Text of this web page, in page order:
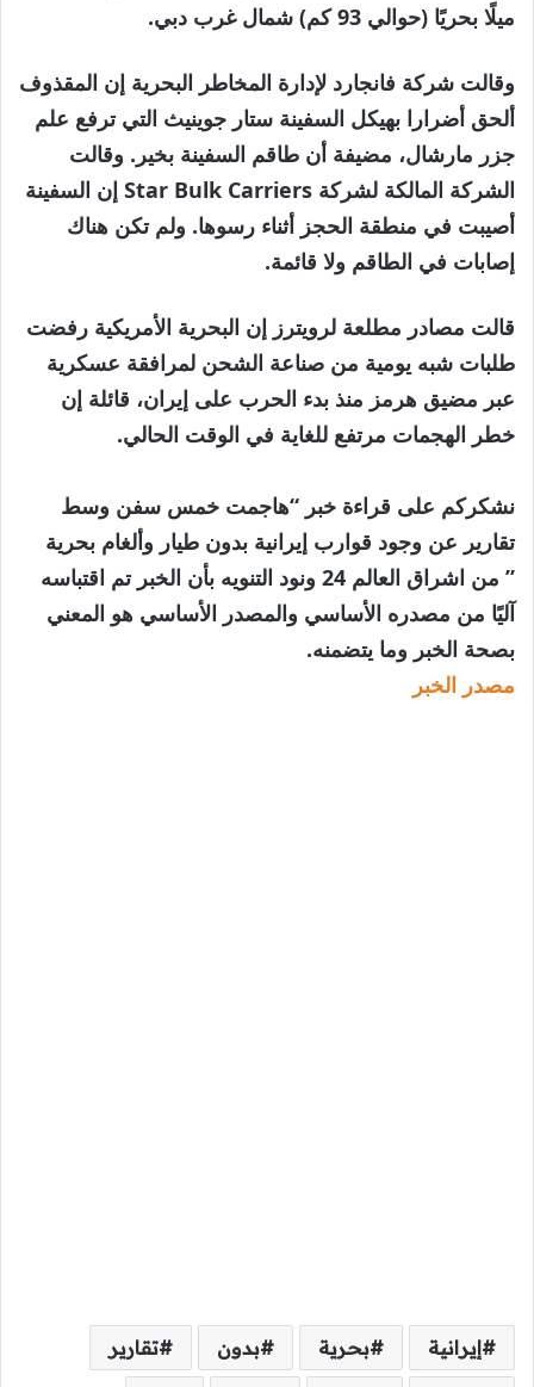
ميلًا بحريًا (حوالي 93 كم) شمال غرب دبي.
وقالت شركة فانجارد لإدارة المخاطر البحرية إن المقذوف
ألحق أضرارا بهيكل السفينة ستار جوينيث التي ترفع علم
جزر مارشال، مضيفة أن طاقم السفينة بخير. وقالت
الشركة المالكة لشركة Star Bulk Carriers إن السفينة
أصيبت في منطقة الحجز أثناء رسوها. ولم تكن هناك
إصابات في الطاقم ولا قائمة.
قالت مصادر مطلعة لرويترز إن البحرية الأمريكية رفضت
طلبات شبه يومية من صناعة الشحن لمرافقة عسكرية
عبر مضيق هرمز منذ بدء الحرب على إيران، قائلة إن
خطر الهجمات مرتفع للغاية في الوقت الحالي.
نشكركم على قراءة خبر “هاجمت خمس سفن وسط
تقارير عن وجود قوارب إيرانية بدون طيار وألغام بحرية
” من اشراق العالم 24 ونود التنويه بأن الخبر تم اقتباسه
آليًا من مصدره الأساسي والمصدر الأساسي هو المعني
بصحة الخبر وما يتضمنه.
مصدر الخبر
إيرانية بحرية بدون تقارير